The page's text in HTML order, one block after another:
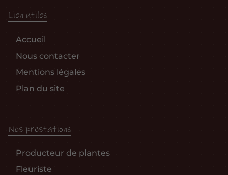
Lien utiles
Accueil
Nous contacter
Mentions légales
Plan du site
Nos prestations
Producteur de plantes
Fleuriste